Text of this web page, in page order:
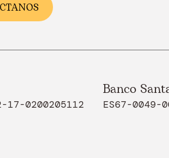
17-0200205112
Banco
ES67-0049-